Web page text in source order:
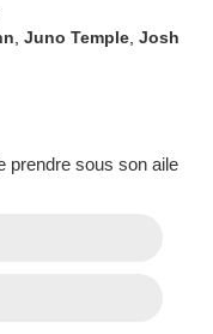
,Juno Temple ,Josh
prendre sous son aile